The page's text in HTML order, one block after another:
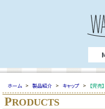
ホーム > 製品紹介 > キャップ > 【完売
PRODUCTS